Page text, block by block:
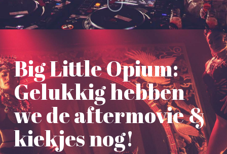
Big Little Opium:
Gelukkig hebben
we de aftermovie &
kiekjes nog!